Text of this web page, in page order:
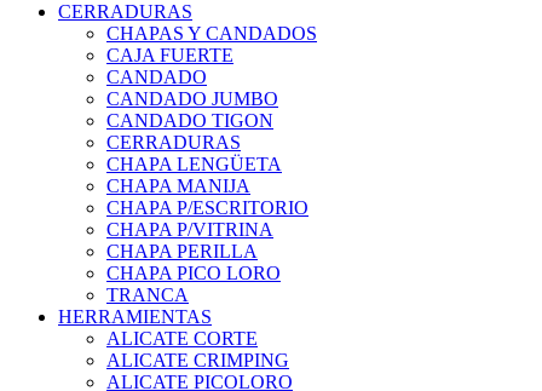
CERRADURAS
CHAPAS Y CANDADOS
CAJA FUERTE
CANDADO
CANDADO JUMBO
CANDADO TIGON
CERRADURAS
CHAPA LENGÜETA
CHAPA MANIJA
CHAPA P/ESCRITORIO
CHAPA P/VITRINA
CHAPA PERILLA
CHAPA PICO LORO
TRANCA
HERRAMIENTAS
ALICATE CORTE
ALICATE CRIMPING
ALICATE PICOLORO